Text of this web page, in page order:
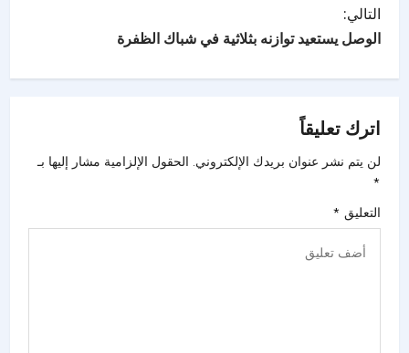
التالي:
الوصل يستعيد توازنه بثلاثية في شباك الظفرة
اترك تعليقاً
لن يتم نشر عنوان بريدك الإلكتروني. الحقول الإلزامية مشار إليها بـ
*
التعليق *